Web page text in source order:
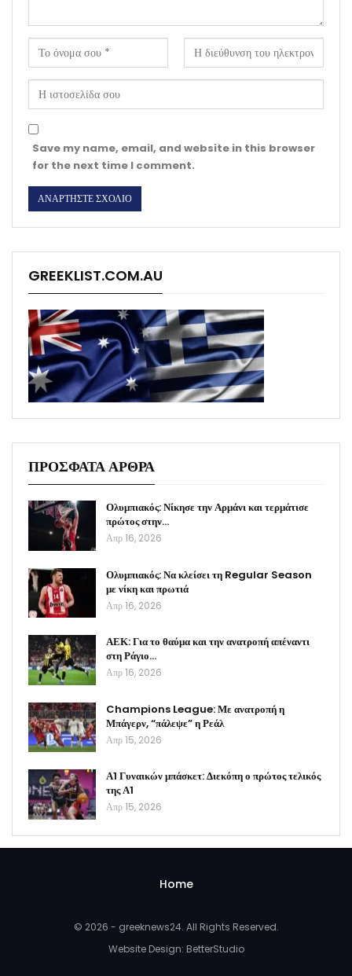
Save my name, email, and website in this browser
for the next time I comment.
GREEKLIST.COM.AU
ΠΡΟΣΦΑΤΑ ΑΡΘΡΑ
Ολυμπιακός: Νίκησε την Αρμάνι και τερμάτισε
πρώτος στην…
Απρ 16, 2026
Ολυμπιακός: Να κλείσει τη Regular Season
με νίκη και πρωτιά
Απρ 16, 2026
ΑΕΚ: Για το θαύμα και την ανατροπή απέναντι
στη Ράγιο…
Απρ 16, 2026
Champions League: Με ανατροπή η
Μπάγερν, “πάλεψε” η Ρεάλ
Απρ 15, 2026
Α1 Γυναικών μπάσκετ: Διεκόπη ο πρώτος τελικός
της Α1
Απρ 15, 2026
Home
© 2026 - greeknews24. All Rights Reserved.
Website Design: BetterStudio